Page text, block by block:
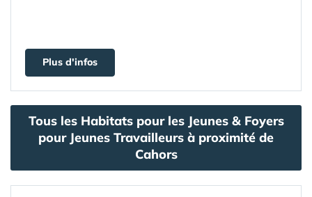
Plus d'infos
Tous les Habitats pour les Jeunes & Foyers
pour Jeunes Travailleurs à proximité de
Cahors